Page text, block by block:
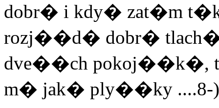
dobr� i kdy� zat�m
rozj��d� dobr�
dve��ch pokoj��k�,
m� jak� ply��ky ....8-